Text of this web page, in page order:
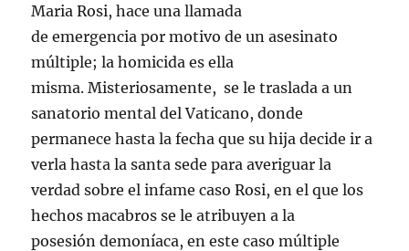
Maria Rosi, hace una llamada
de emergencia por motivo de un asesinato
múltiple; la homicida es ella
misma. Misteriosamente, se le traslada a un
sanatorio mental del Vaticano, donde
permanece hasta la fecha que su hija decide ir a
verla hasta la santa sede para averiguar la
verdad sobre el infame caso Rosi, en el que los
hechos macabros se le atribuyen a la
posesión demoníaca, en este caso múltiple